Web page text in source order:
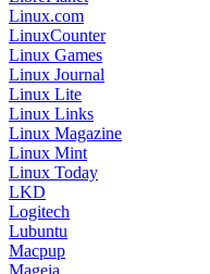
Linux.com
LinuxCounter
Linux Games
Linux Journal
Linux Lite
Linux Links
Linux Magazine
Linux Mint
Linux Today
LKD
Logitech
Lubuntu
Macpup
Mageia